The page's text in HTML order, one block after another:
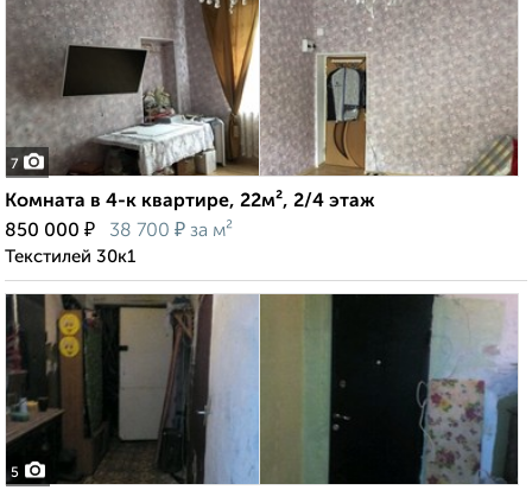
7
Комната в 4-к квартире, 22м², 2/4 этаж
850 000 ₽ 38 700 ₽ за м²
Текстилей 30к1
5